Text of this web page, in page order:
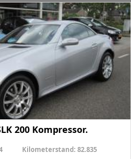
200 Kompressor.
Kilometerstand: 82.835